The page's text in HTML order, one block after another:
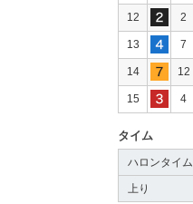
12 2
13 7
14 12
15 4
タイム
ハロンタイム
上り